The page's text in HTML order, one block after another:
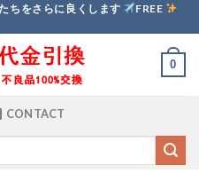
ちをさらに良くします
FREE
0
CONTACT